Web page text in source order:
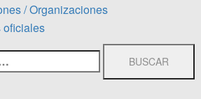
/ Organizaciones
oficiales